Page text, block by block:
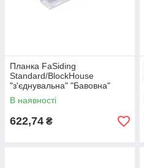
Планка FaSiding
Standard/BlockHouse
"з'єднувальна" "Бавовна"
В наявності
622,74 ₴